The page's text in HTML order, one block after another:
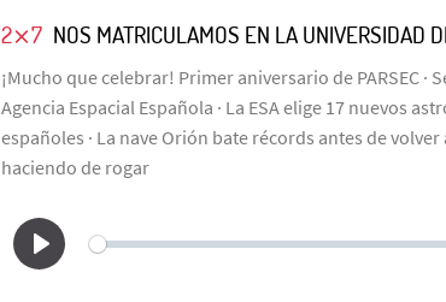
2⨯7 NOS MATRICULAMOS EN LA UNIVERSIDAD
¡Mucho que celebrar! Primer aniversario de PARSEC ·
Agencia Espacial Española · La ESA elige 17 nuevos
españoles · La nave Orión bate récords antes de volver
haciendo de rogar